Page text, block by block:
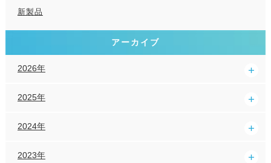
新製品
アーカイブ
2026年
2025年
2024年
2023年